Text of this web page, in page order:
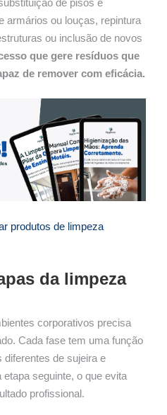
de pisos e
armários ou louças, repintura
ou inclusão de novos
que gere resíduos que
de remover com eficácia.
produtos de limpeza
da limpeza
corporativos precisa
Cada fase tem uma função
de sujeira e
seguinte, o que evita
profissional.